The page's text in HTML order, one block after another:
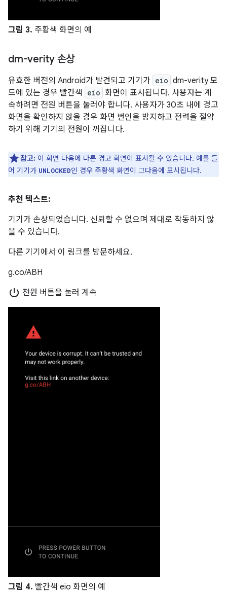
그림 3. 주황색 화면의 예
dm-verity 손상
유효한 버전의 Android가 발견되고 기기가 eio dm-verity 모
드에 있는 경우 빨간색
eio 화면이 표시됩니다. 사용자는 계
속하려면 전원 버튼을 눌러야 합니다. 사용자가 30초 내에 경고
화면을 확인하지 않을 경우 화면 번인을 방지하고 전력을 절약
하기 위해 기기의 전원이 꺼집니다.
참고: 이 화면 다음에 다른 경고 화면이 표시될 수 있습니다. 예를 들
어 기기가 UNLOCKED인 경우 주황색 화면이 그다음에 표시됩니다.
추천 텍스트:
기기가 손상되었습니다. 신뢰할 수 없으며 제대로 작동하지 않
을 수 있습니다.
다른 기기에서 이 링크를 방문하세요.
g.co/ABH
power_settings_new 전원 버튼을 눌러 계속
그림 4. 빨간색 eio 화면의 예